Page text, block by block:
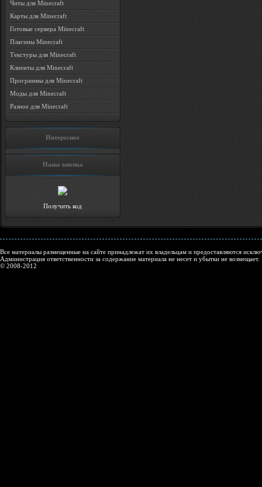
Читы для Minecraft
Карты для Minecraft
Готовые сервера Minecraft
Плагины Minecraft
Текстуры для Minecraft
Клиенты для Minecraft
Программы для Minecraft
Моды для Minecraft
Разное для Minecraft
Интересное
Наша кнопка
Получить код
Все материалы размещенные на сайте принадлежат их владельцам и предоставляются
Администрация ответственности за содержание материала не несет и убытки не возмещает.
© 2008-2012